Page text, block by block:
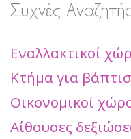
Συχνές
Εναλλακτικοί
Κτήμα για
Οικονομικοί
Αίθουσες